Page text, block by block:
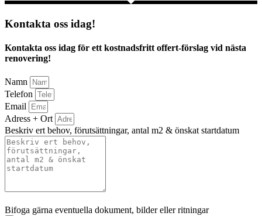
Kontakta oss idag!
Kontakta oss idag för ett kostnadsfritt offert-förslag vid nästa
renovering!
Namn
Telefon
Email
Adress + Ort
Beskriv ert behov, förutsättningar, antal m2 & önskat startdatum
Bifoga gärna eventuella dokument, bilder eller ritningar